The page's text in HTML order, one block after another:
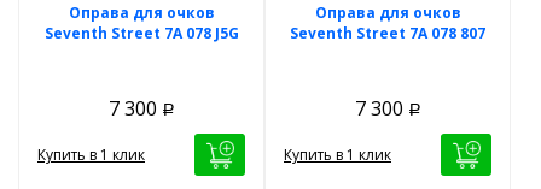
Оправа для очков
Seventh Street 7A 078 J5G
7 300 Р
Купить в 1 клик
Оправа для очков
Seventh Street 7A 078 807
7 300 Р
Купить в 1 клик